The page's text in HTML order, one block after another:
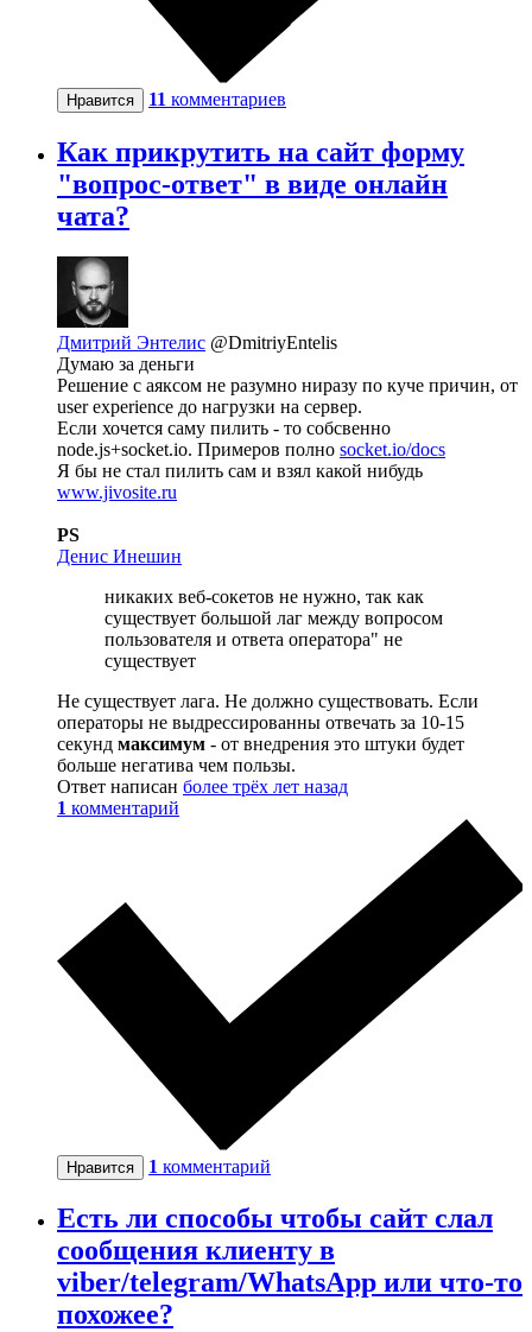
Нравится 11 комментариев
Как прикрутить на сайт форму
"вопрос-ответ" в виде онлайн
чата?
Дмитрий Энтелис @DmitriyEntelis
Думаю за деньги
Решение с аяксом не разумно ниразу по куче причин, от
user experience до нагрузки на сервер.
Если хочется саму пилить - то собсвенно
node.js+socket.io. Примеров полно socket.io/docs
Я бы не стал пилить сам и взял какой нибудь
www.jivosite.ru
PS
Денис Инешин
никаких веб-сокетов не нужно, так как
существует большой лаг между вопросом
пользователя и ответа оператора" не
существует
Не существует лага. Не должно существовать. Если
операторы не выдрессированны отвечать за 10-15
секунд максимум - от внедрения это штуки будет
больше негатива чем пользы.
Ответ написан более трёх лет назад
1 комментарий
Нравится 1 комментарий
Есть ли способы чтобы сайт слал
сообщения клиенту в
viber/telegram/WhatsApp или что-то
похожее?